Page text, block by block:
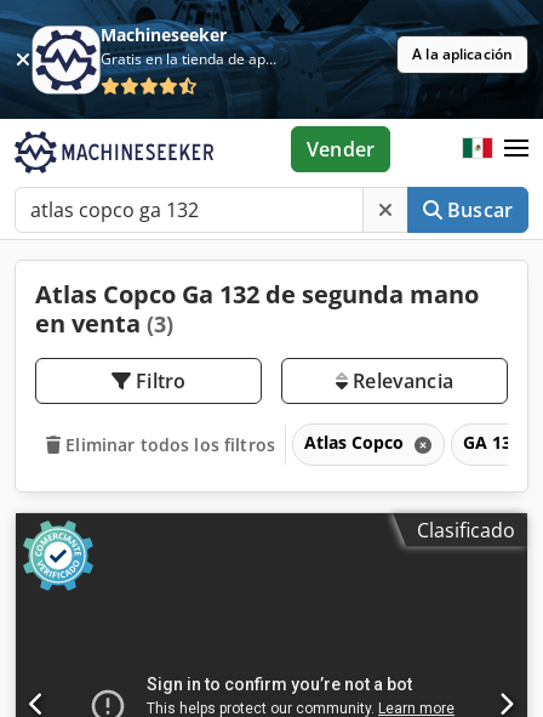
Machineseeker
Gratis en la tienda de aplicaciones A la aplicación
Buscar
Vender
Atlas Copco Ga 132 de segunda mano
en venta (3)
Filtro Relevancia
Eliminar todos los filtros Atlas Copco GA 132
Clasificado